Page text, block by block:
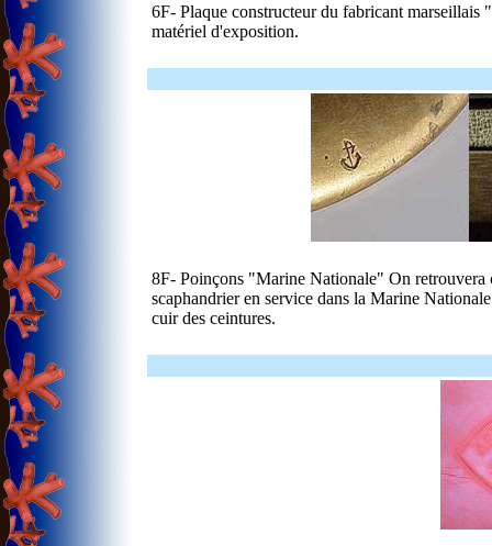
6F- Plaque constructeur du fabricant marseillais
matériel d'exposition.
8F- Poinçons "Marine Nationale" On retrouvera
scaphandrier en service dans la Marine
cuir des ceintures.